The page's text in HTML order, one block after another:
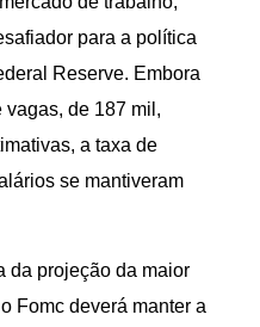
para a política
Reserve. Embora
de 187 mil,
a taxa de
se mantiveram
da projeção da maior
Fomc deverá manter a